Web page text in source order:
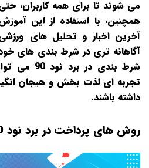
می‌ شوند تا برای همه کاربران،
همچنین، با استفاده از این
آخرین اخبار و تحلیل‌ های
آگاهانه‌ تری در شرط‌ بندی‌ های
شرط‌ بندی
تجربه‌ ای لذت‌ بخش و هیجان‌
داشته باشند.
روش های پرداخت در برد نود 90